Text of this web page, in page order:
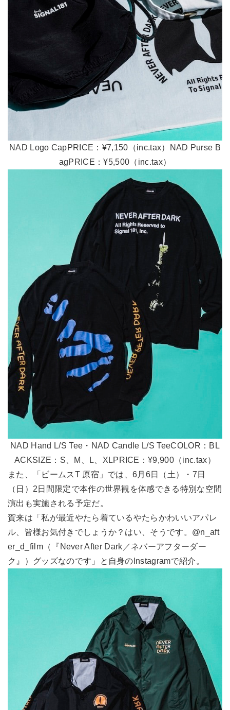
NAD Logo CapPRICE：¥7,150（inc.tax）NAD Purse B
agPRICE：¥5,500（inc.tax）
NAD Hand L/S Tee・NAD Candle L/S TeeCOLOR：BL
ACKSIZE：S、M、L、XLPRICE：¥9,900（inc.tax）
また、「ビームスT 原宿」では、6月6日（土）・7日
（日）2日間限定で本作の世界観を体感できる特別な空間
演出も実施される予定だ。
賀来は「私が最近やたら着ているやたらかわいいアパレ
ル、皆様お気付きでしょうか？はい、そうです。@n_aft
er_d_film（『Never After Dark／ネバーアフターダー
ク』）グッズなのです」と自身のInstagramで紹介。